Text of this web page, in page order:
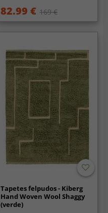
82.99 € 169 €
Tapetes felpudos - Kiberg
Hand Woven Wool Shaggy
(verde)